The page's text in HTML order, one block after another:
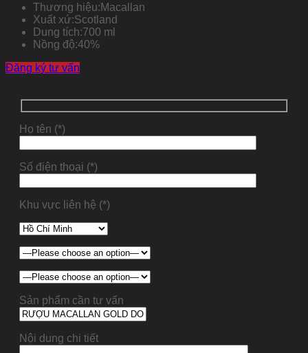
Thương hiệu:Macallan
Xuất xứ:Scotland
Dung tích:700 ml
Nồng độ:40%
Đăng ký tư vấn
Họ tên (*)
Số điện thoại (*)
Khu vực liên hệ (*)
Sản phẩm cần tư vấn
Nội dung chi tiết